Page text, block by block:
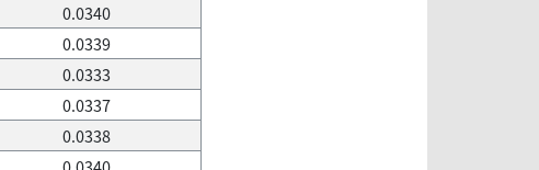
0.0340
0.0339
0.0333
0.0337
0.0338